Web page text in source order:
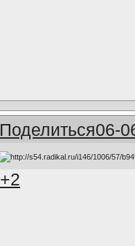
Поделиться06-
+2